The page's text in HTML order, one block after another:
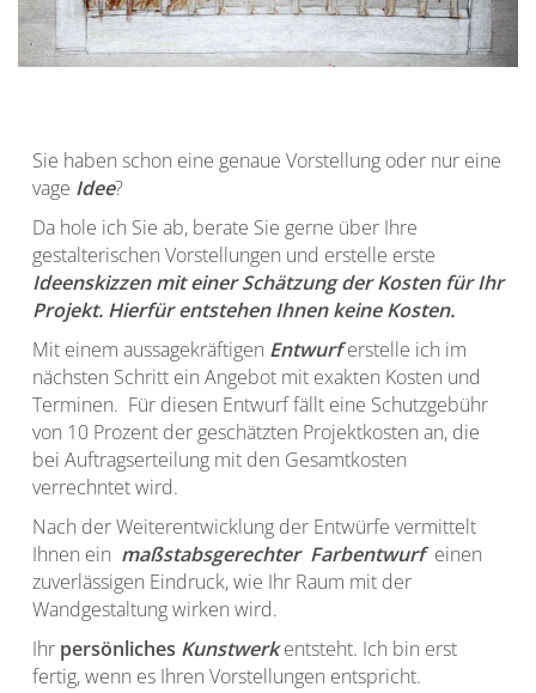
Sie haben schon eine genaue Vorstellung oder nur eine
vage Idee?
Da hole ich Sie ab, berate Sie gerne über Ihre
gestalterischen Vorstellungen und erstelle erste
Ideenskizzen mit einer Schätzung der Kosten für Ihr
Projekt. Hierfür entstehen Ihnen keine Kosten.
Mit einem aussagekräftigen Entwurferstelle ich im
nächsten Schritt ein Angebot mit exakten Kosten und
Terminen. Für diesen Entwurf fällt eine Schutzgebühr
von 10 Prozent der geschätzten Projektkosten an, die
bei Auftragserteilung mit den Gesamtkosten
verrechntet wird.
Nach der Weiterentwicklung der Entwürfe vermittelt
Ihnen ein maßstabsgerechter Farbentwurfeinen
zuverlässigen Eindruck, wie Ihr Raum mit der
Wandgestaltung wirken wird.
Ihr persönliches Kunstwerkentsteht. Ich bin erst
fertig, wenn es Ihren Vorstellungen entspricht.